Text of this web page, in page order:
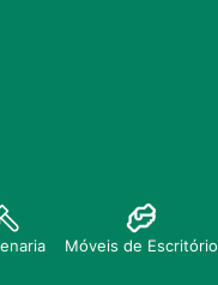
Móveis de Escritório